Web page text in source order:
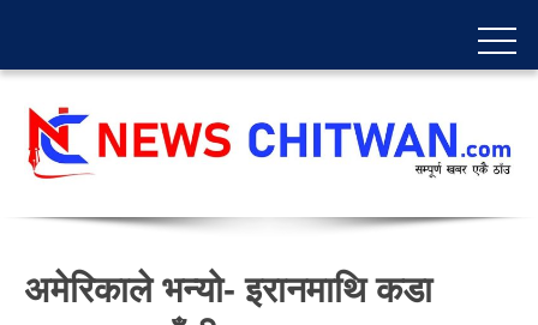
अमेरिकाले भन्यो- इरानमाथि कडा